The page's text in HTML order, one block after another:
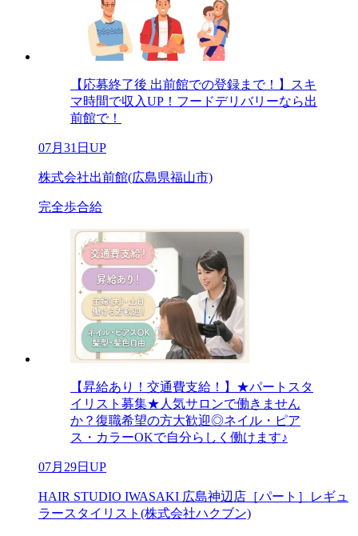
【応募終了後 出前館での登録まで！】スキ
マ時間で収入UP！フードデリバリーなら出
前館で！
07月31日UP
株式会社出前館(広島県福山市)
完全歩合給
【昇給あり！交通費支給！】★パートスタ
イリスト募集★人気サロンで働きません
か？復職希望の方大歓迎◎ネイル・ピア
ス・カラーOKで自分らしく働けます♪
07月29日UP
HAIR STUDIO IWASAKI 広島神辺店［パート］レギュ
ラースタイリスト(株式会社ハクブン)